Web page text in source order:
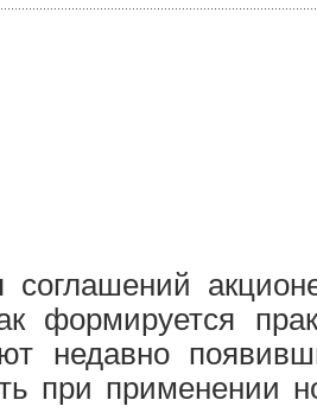
формируется
недавно
при применении